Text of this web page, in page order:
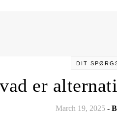
DIT
er
March 19, 2025 -